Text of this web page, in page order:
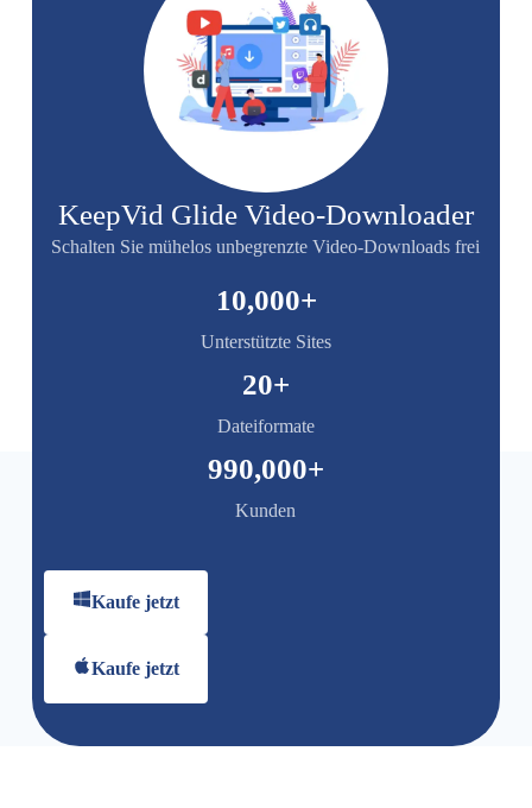
KeepVid Glide Video-Downloader
Schalten Sie mühelos unbegrenzte Video-Downloads frei
Unterstützte Sites
10,000+
Dateiformate
20+
Kunden
990,000+
Kaufe jetzt
Kaufe jetzt